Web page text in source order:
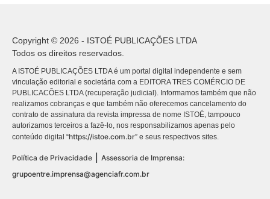
Copyright © 2026 - ISTOÉ PUBLICAÇÕES LTDA
Todos os direitos reservados.
A ISTOÉ PUBLICAÇÕES LTDA é um portal digital independente e sem
vinculação editorial e societária com a EDITORA TRES COMÉRCIO DE
PUBLICACÕES LTDA (recuperação judicial). Informamos também que não
realizamos cobranças e que também não oferecemos cancelamento do
contrato de assinatura da revista impressa de nome ISTOÉ, tampouco
autorizamos terceiros a fazê-lo, nos responsabilizamos apenas pelo
conteúdo digital “https://istoe.com.br” e seus respectivos sites.
Política de Privacidade
Assessoria de Imprensa:
grupoentre.imprensa@agenciafr.com.br